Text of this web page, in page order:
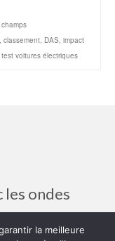
champs
, classement, DAS, impact
test voitures électriques
les ondes
la meilleure